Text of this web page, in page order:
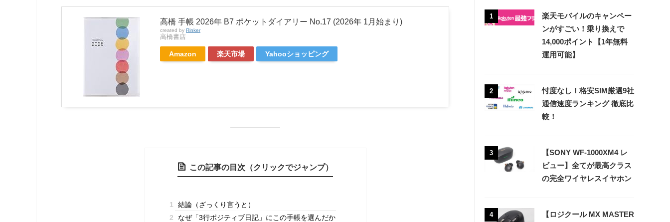
高橋 手帳 2026年 B7 ポケットダイアリー No.17 (2026年 1月始まり)
created by Rinker
高橋書店
Amazon 楽天市場 Yahooショッピング
この記事の目次（クリックでジャンプ）
1
結論（ざっくり言うと）
2
なぜ「3行ポジティブ日記」にこの手帳を選んだか
1
楽天モバイルのキャンペー
ンがすごい！乗り換えで
14,000ポイント【1年無料
運用可能】
2
忖度なし！格安SIM厳選9社
通信速度ランキング 徹底比
較！
3
【SONY WF-1000XM4 レ
ビュー】全てが最高クラス
の完全ワイヤレスイヤホン
4
【ロジクール MX MASTER